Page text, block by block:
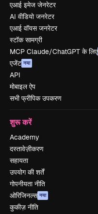
एआई इमेज जेनरेटर
AI वीडियो जनरेटर
एआई वॉयस जनरेटर
स्टॉक सामग्री
MCP Claude/ChatGPT के लिए
एजेंट नया
API
मोबाइल ऐप
सभी फ्रीपिक उपकरण
शुरू करें
Academy
दस्तावेज़ीकरण
सहायता
उपयोग की शर्तें
गोपनीयता नीति
ओरिजिनल्स नया
कुकीज़ नीति